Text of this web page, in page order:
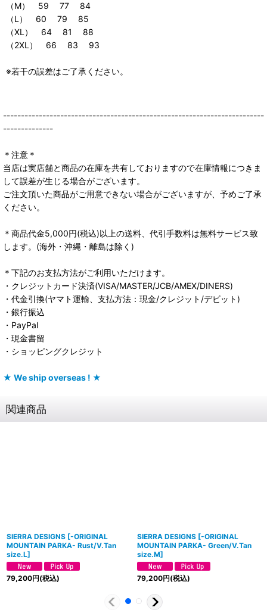
（M） 59 77 84
（L） 60 79 85
（XL） 64 81 88
（2XL） 66 83 93
※若干の誤差はご了承ください。
-------------------------------------------------------------------------
--------------
＊注意＊
当店は実店舗と商品の在庫を共有しておりますので在庫情報につきま
して誤差が生じる場合がございます。
ご注文頂いた商品がご用意できない場合がございますが、予めご了承
ください。
＊商品代金5,000円(税込)以上の送料、代引手数料は無料サービス致
します。(海外・沖縄・離島は除く)
＊下記のお支払方法がご利用いただけます。
・クレジットカード決済(VISA/MASTER/JCB/AMEX/DINERS)
・代金引換(ヤマト運輸、支払方法：現金/クレジット/デビット)
・銀行振込
・PayPal
・現金書留
・ショッピングクレジット
★ We ship overseas ! ★
関連商品
SIERRA DESIGNS [-ORIGINAL
MOUNTAIN PARKA- Rust/V.Tan
size.L]
79,200円(税込)
SIERRA DESIGNS [-ORIGINAL
MOUNTAIN PARKA- Green/V.Tan
size.M]
79,200円(税込)